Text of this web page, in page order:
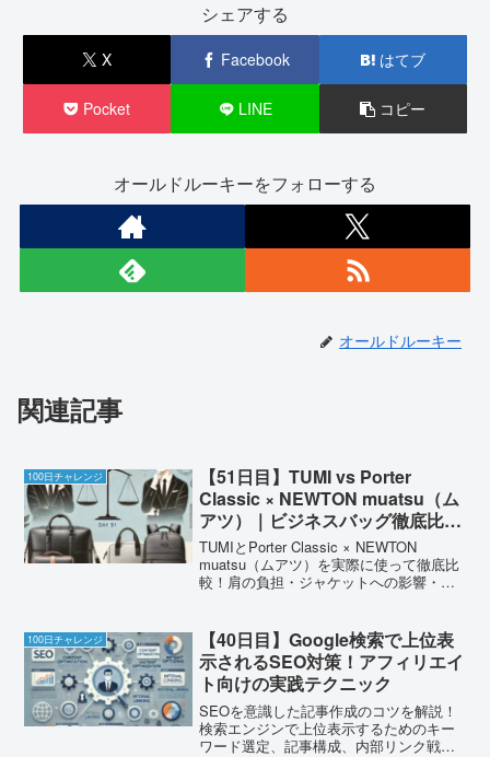
シェアする
X Facebook はてブ
Pocket LINE コピー
オールドルーキーをフォローする
オールドルーキー
関連記事
100日チャレンジ
【51日目】TUMI vs Porter
Classic × NEWTON muatsu（ム
アツ）｜ビジネスバッグ徹底比較
レビュー
TUMIとPorter Classic × NEWTON
muatsu（ムアツ）を実際に使って徹底比
較！肩の負担・ジャケットへの影響・軽
100日チャレンジ
【40日目】Google検索で上位表
示されるSEO対策！アフィリエイ
ト向けの実践テクニック
SEOを意識した記事作成のコツを解説！
検索エンジンで上位表示するためのキー
ワード選定、記事構成、内部リンク戦略